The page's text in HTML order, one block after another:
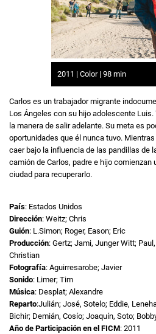
2011 | Color | 98 min
Carlos es un trabajador migrante
Los Ángeles con su hijo adolescente
la manera de salir adelante. Su meta es
oportunidades que él nunca tuvo.
caer bajo la influencia de las pandillas de
camión de Carlos, padre e hijo
ciudad para recuperarlo.
País: Estados Unidos
Dirección: Weitz; Chris
Guión: L.Simon; Roger, Eason; Eric
Producción: Gertz; Jami, Junger Witt;
Christian
Fotografía: Aguirresarobe; Javier
Sonido: Limer; Tim
Música: Desplat; Alexandre
Reparto:Julián; José, Sotelo; Eddie,
Bichir; Demián, Cosío; Joaquín, Soto;
Año de Participación en el FICM: 2011